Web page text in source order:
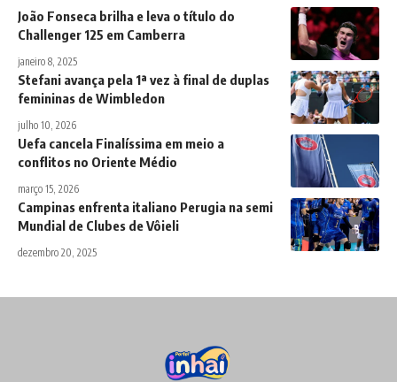
João Fonseca brilha e leva o título do
Challenger 125 em Camberra
janeiro 8, 2025
Stefani avança pela 1ª vez à final de duplas
femininas de Wimbledon
julho 10, 2026
Uefa cancela Finalíssima em meio a
conflitos no Oriente Médio
março 15, 2026
Campinas enfrenta italiano Perugia na semi
Mundial de Clubes de Vôieli
dezembro 20, 2025